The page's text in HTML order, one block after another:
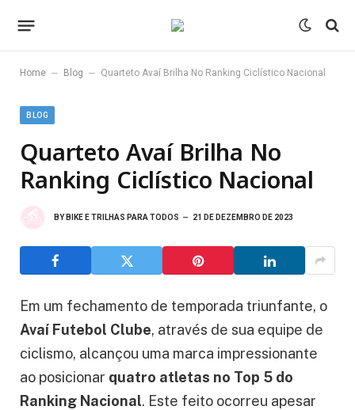
Home – Blog – Quarteto Avaí Brilha No Ranking Ciclístico Nacional
BLOG
Quarteto Avaí Brilha No
Ranking Ciclístico Nacional
BY BIKE E TRILHAS PARA TODOS 21 DE DEZEMBRO DE 2023
Em um fechamento de temporada triunfante, o
Avaí Futebol Clube, através de sua equipe de
ciclismo, alcançou uma marca impressionante
ao posicionar quatro atletas no Top 5 do
Ranking Nacional. Este feito ocorreu apesar